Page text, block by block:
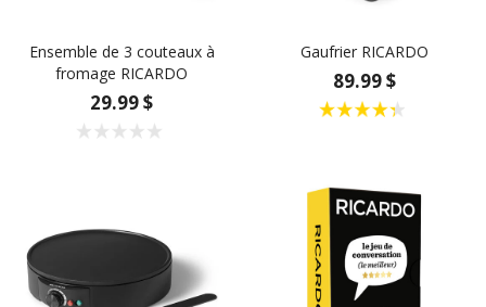
Ensemble de 3 couteaux à
fromage RICARDO
29.99 $
Gaufrier RICARDO
89.99 $